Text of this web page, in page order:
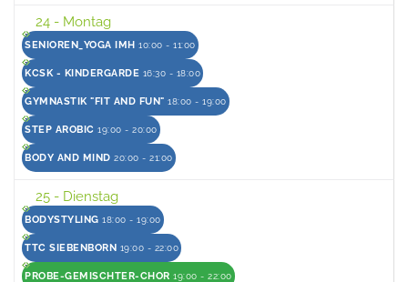
24 - Montag
SENIOREN_YOGA IMH 10:00 - 11:00
KCSK - KINDERGARDE 16:30 - 18:00
GYMNASTIK "FIT AND FUN" 18:00 - 19:00
STEP AROBIC 19:00 - 20:00
BODY AND MIND 20:00 - 21:00
25 - Dienstag
BODYSTYLING 18:00 - 19:00
TTC SIEBENBORN 19:00 - 22:00
PROBE-GEMISCHTER-CHOR 19:00 - 22:00